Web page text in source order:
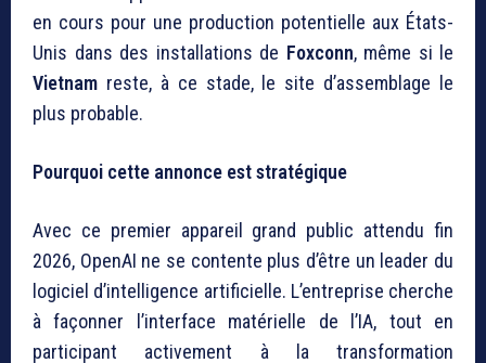
en cours pour une production potentielle aux États-
Unis dans des installations de Foxconn, même si le
Vietnam reste, à ce stade, le site d’assemblage le
plus probable.
Pourquoi cette annonce est stratégique
Avec ce premier appareil grand public attendu fin
2026, OpenAI ne se contente plus d’être un leader du
logiciel d’intelligence artificielle. L’entreprise cherche
à façonner l’interface matérielle de l’IA, tout en
participant activement à la transformation